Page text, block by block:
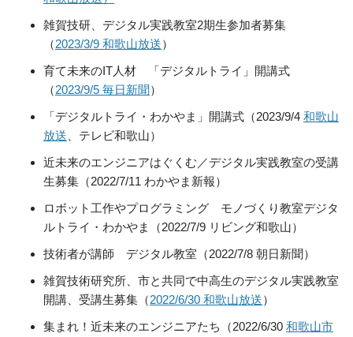
雑賀技研、デジタル実践教室2期生参加者募集
（2023/3/9 和歌山放送）
育て未来のIT人材 「デジタルトライ」開講式
（2023/9/5 毎日新聞）
「デジタルトライ・わかやま」開講式（2023/9/4 和歌山
放送 、テレビ和歌山）
近未来のエンジニアはぐくむ／デジタル実践教室の受講
生募集（2022/7/11 わかやま新報）
ロボット工作やプログラミング モノづくり教室デジタ
ルトライ・わかやま（2022/7/9 リビング和歌山）
技術者が講師 デジタル教室（2022/7/8 朝日新聞）
雑賀技術研究所、市と共同で中高生のデジタル実践教室
開講、受講生募集（2022/6/30 和歌山放送）
集まれ！近未来のエンジニアたち（2022/6/30 和歌山市